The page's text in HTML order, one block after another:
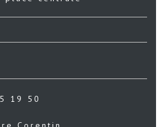
19 50